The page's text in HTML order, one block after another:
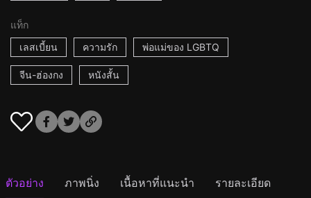
แท็ก
เลสเบี้ยน
ความรัก พ่อแม่ของ LGBTQ
จีน-ฮ่องกง หนังสั้น
ตัวอย่าง ภาพนิ่ง เนื้อหาที่แนะนำ รายละเอียด